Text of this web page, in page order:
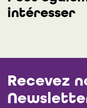
intéresser
Recevez